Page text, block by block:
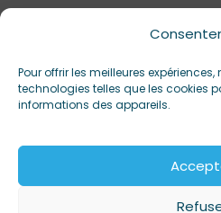
Pour offrir les meilleures
technologies telles que les cookies
informations des appareils.
Tarif 5 € (sans réservation) pour
Rendez-vous à 15h